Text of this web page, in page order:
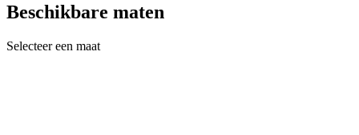
Beschikbare maten
Selecteer een maat